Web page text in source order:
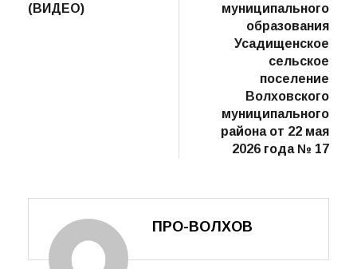
записям
(ВИДЕО)
муниципального
образования
Усадищенское
сельское
поселение
Волховского
муниципального
района от 22 мая
2026 года № 17
ПРО-ВОЛХОВ